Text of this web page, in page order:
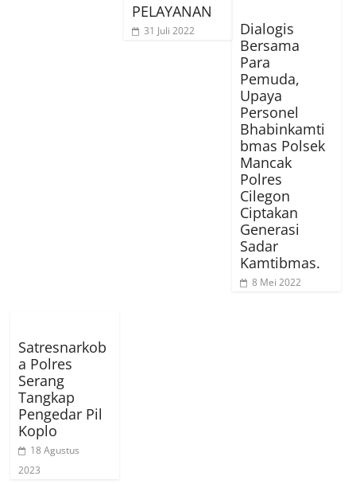
PELAYANAN
31 Juli 2022
Dialogis
Bersama
Para
Pemuda,
Upaya
Personel
Bhabinkamti
bmas Polsek
Mancak
Polres
Cilegon
Ciptakan
Generasi
Sadar
Kamtibmas.
8 Mei 2022
Satresnarkob
a Polres
Serang
Tangkap
Pengedar Pil
Koplo
18 Agustus
2023